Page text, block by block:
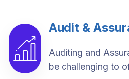
Audit &
Auditing and
be challenging to